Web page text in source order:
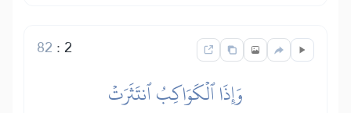
2
:
82
وَإِذَا ٱلۡكَوَاكِبُ ٱنتَثَرَتۡ